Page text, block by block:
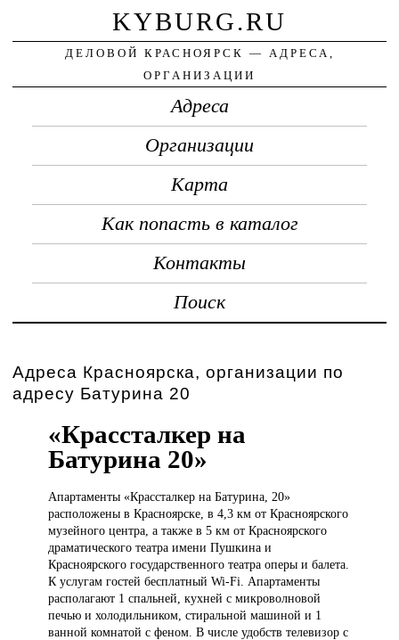
KYBURG.RU
ДЕЛОВОЙ КРАСНОЯРСК — АДРЕСА,
ОРГАНИЗАЦИИ
Адреса
Организации
Карта
Как попасть в каталог
Контакты
Поиск
Адреса Красноярска, организации по
адресу Батурина 20
«Крассталкер на
Батурина 20»
Апартаменты «Крассталкерна Батурина, 20»
расположены в Красноярске, в 4,3 км от Красноярского
музейного центра, а также в 5 км от Красноярского
драматического театра имени Пушкина и
Красноярского государственного театра оперы и балета.
К услугам гостей бесплатный Wi-Fi. Апартаменты
располагают 1 спальней, кухней с микроволновой
печью и холодильником, стиральной машиной и 1
ванной комнатой с феном. В числе удобств телевизор с